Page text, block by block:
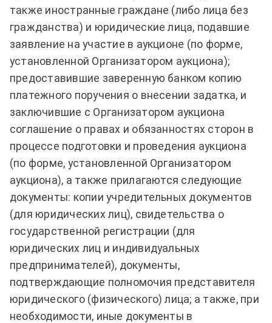
также иностранные граждане (либо лица без
гражданства) и юридические лица, подавшие
заявление на участие в аукционе (по форме,
установленной Организатором аукциона);
предоставившие заверенную банком копию
платежного поручения о внесении задатка, и
заключившие с Организатором аукциона
соглашение о правах и обязанностях сторон в
процессе подготовки и проведения аукциона
(по форме, установленной Организатором
аукциона), а также прилагаются следующие
документы: копии учредительных документов
(для юридических лиц), свидетельства о
государственной регистрации (для
юридических лиц и индивидуальных
предпринимателей), документы,
подтверждающие полномочия представителя
юридического (физического) лица; а также, при
необходимости, иные документы в